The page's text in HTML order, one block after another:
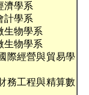
濟學系
計學系
生物學系
生物學系
際經營與貿易學
務工程與精算數